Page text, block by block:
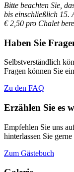
Bitte beachten Sie,
bis einschließlich 15.
€ 2,50 pro Chalet
Haben Sie
Selbstverständlich
Fragen können Sie
Zu den FAQ
Erzählen Sie es
Empfehlen Sie uns
hinterlassen Sie
Zum Gästebuch